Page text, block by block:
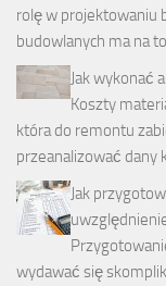
rolę w projektowaniu
budowlanych ma na
Jak wykonać
Koszty
która do remontu
przeanalizować
Jak
wydawać się